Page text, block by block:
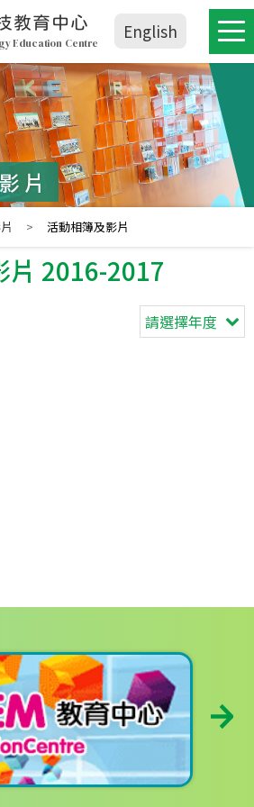
教育中心
Education Centre
English
片
> 活動相簿及影片
片 2016-2017
請選擇年度